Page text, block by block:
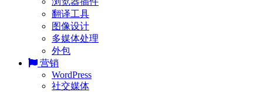
翻译工具
图像设计
多媒体处理
外包
营销
WordPress
社交媒体